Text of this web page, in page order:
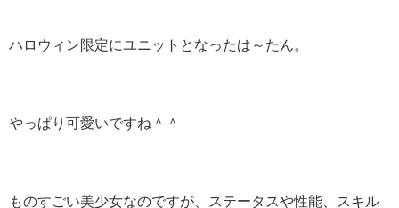
ハロウィン限定にユニットとなったは～たん。
やっぱり可愛いですね＾＾
ものすごい美少女なのですが、ステータスや性能、スキル